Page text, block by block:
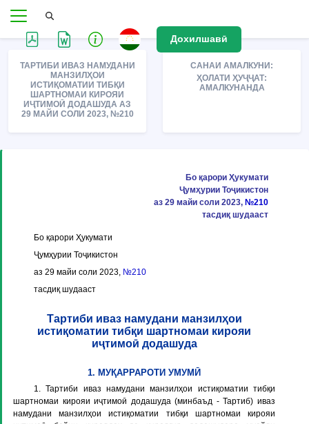
Дохилшавӣ
ТАРТИБИ ИВАЗ НАМУДАНИ
МАНЗИЛҲОИ
ИСТИҚОМАТИИ ТИБҚИ
ШАРТНОМАИ КИРОЯИ
ИҶТИМОӢ ДОДАШУДА АЗ
29 МАЙИ СОЛИ 2023, №210
САНАИ АМАЛКУНИ:
ҲОЛАТИ ҲУҶҶАТ:
АМАЛКУНАНДА
Бо қарори Ҳукумати
Ҷумҳурии Тоҷикистон
аз 29 майи соли 2023, №210
тасдиқ шудааст
Бо қарори Ҳукумати
Ҷумҳурии Тоҷикистон
аз 29 майи соли 2023, №210
тасдиқ шудааст
Тартиби иваз намудани манзилҳои
истиқоматии тибқи шартномаи кирояи
иҷтимоӣ додашуда
1. МУҚАРРАРОТИ УМУМӢ
1. Тартиби иваз намудани манзилҳои истиқоматии тибқи
шартномаи кирояи иҷтимоӣ додашуда (минбаъд - Тартиб) иваз
намудани манзилҳои истиқоматии тибқи шартномаи кирояи